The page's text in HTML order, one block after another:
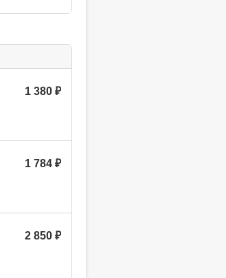
1 380
1 784
2 850